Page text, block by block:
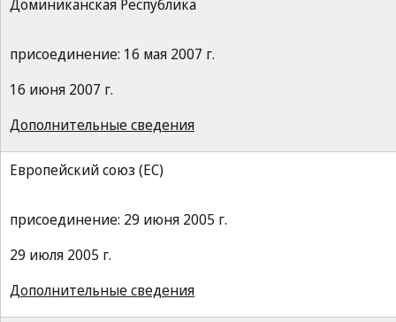
Доминиканская Республика
присоединение: 16 мая 2007 г.
16 июня 2007 г.
Дополнительные сведения
Европейский союз (ЕС)
присоединение: 29 июня 2005 г.
29 июля 2005 г.
Дополнительные сведения